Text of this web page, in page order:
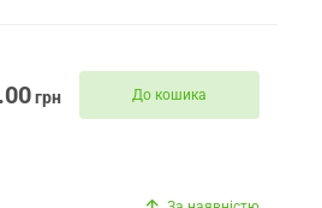
грн До кошика